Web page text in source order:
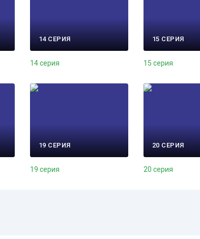
14 СЕРИЯ
14 серия
15 СЕРИЯ
15 серия
19 СЕРИЯ
19 серия
20 СЕРИЯ
20 серия